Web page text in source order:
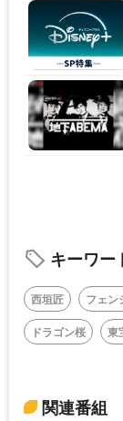
キーワー
西垣匠 フェン
ドラゴン桜
東
関連番組